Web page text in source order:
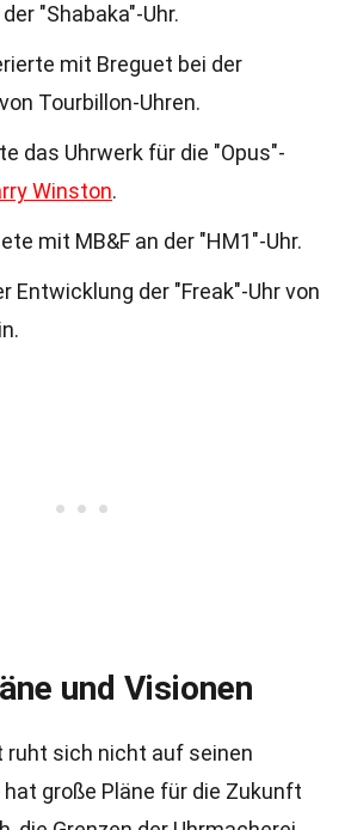
"Shabaka"-Uhr.
mit Breguet bei der
Tourbillon-Uhren.
das Uhrwerk für die "Opus"-
Winston.
mit MB&F an der "HM1"-Uhr.
Entwicklung der "Freak"-Uhr von
und Visionen
ruht sich nicht auf seinen
hat große Pläne für die Zukunft